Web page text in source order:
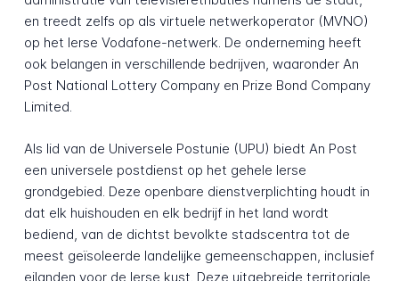
en treedt zelfs op als virtuele netwerkoperator (MVNO)
op het Ierse Vodafone-netwerk. De onderneming heeft
ook belangen in verschillende bedrijven, waaronder An
Post National Lottery Company en Prize Bond Company
Limited.
Als lid van de Universele Postunie (UPU) biedt An Post
een universele postdienst op het gehele Ierse
grondgebied. Deze openbare dienstverplichting houdt in
dat elk huishouden en elk bedrijf in het land wordt
bediend, van de dichtst bevolkte stadscentra tot de
meest geïsoleerde landelijke gemeenschappen, inclusief
eilanden voor de Ierse kust. Deze uitgebreide territoriale